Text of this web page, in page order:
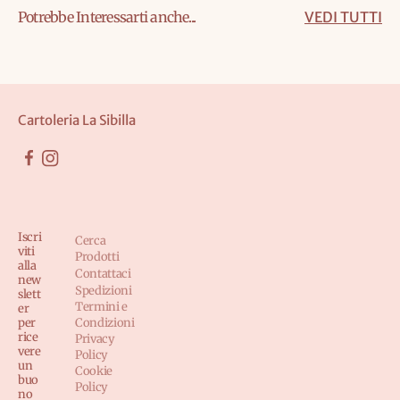
Potrebbe Interessarti anche... VEDI TUTTI
Cartoleria La Sibilla
Iscri
viti
alla
new
slett
er
per
rice
vere
un
buo
no
Cerca
Prodotti
Contattaci
Spedizioni
Termini e
Condizioni
Privacy
Policy
Cookie
Policy